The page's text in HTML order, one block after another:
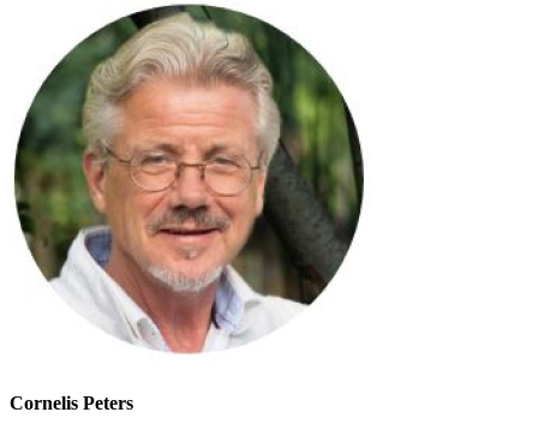
Cornelis Peters